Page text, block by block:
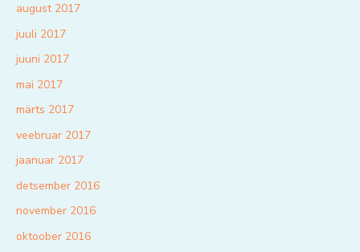
august 2017
juuli 2017
juuni 2017
mai 2017
märts 2017
veebruar 2017
jaanuar 2017
detsember 2016
november 2016
oktoober 2016